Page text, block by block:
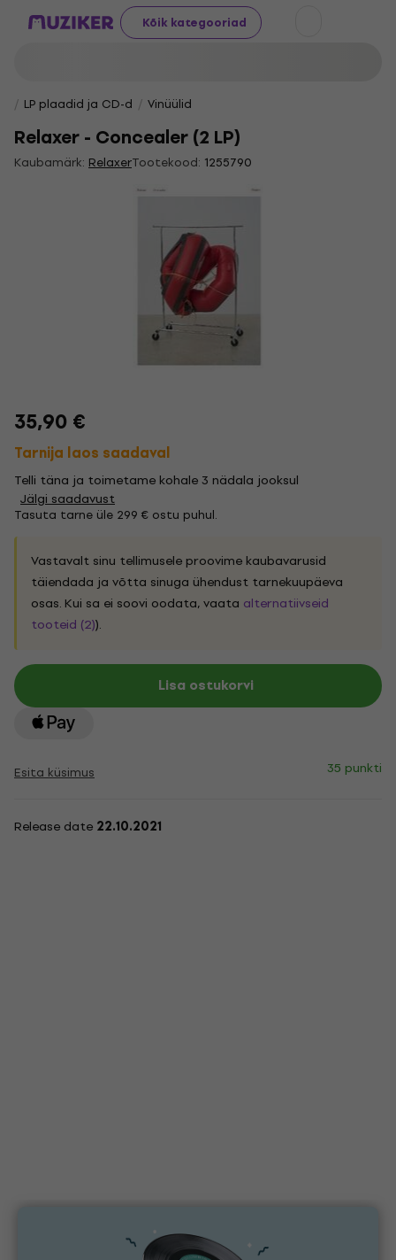
Kõik kategooriad
LP plaadid ja CD-d Vinüülid
Relaxer - Concealer (2 LP)
Kaubamärk: RelaxerTootekood: 1255790
35,90 €
Tarnija laos saadaval
Telli täna ja toimetame kohale 3 nädala jooksul
Jälgi saadavust
Tasuta tarne üle 299 € ostu puhul.
Vastavalt sinu tellimusele proovime kaubavarusid
täiendada ja võtta sinuga ühendust tarnekuupäeva
osas. Kui sa ei soovi oodata, vaata alternatiivseid
tooteid (2)).
Lisa ostukorvi
Esita küsimus 35 punkti
Release date 22.10.2021